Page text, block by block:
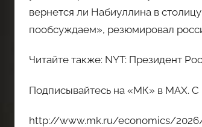
вернется ли Набиуллина в
пообсуждаем», резюмировал
Читайте также: NYT: Президент
Подписывайтесь на «МК» в MAX.
http://www.mk.ru/economics/